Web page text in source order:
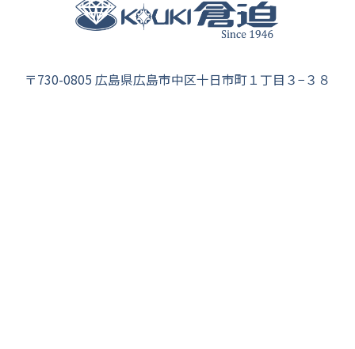
〒730-0805 広島県広島市中区十日市町１丁目３−３８